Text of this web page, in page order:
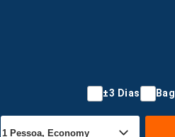
±3 Dias